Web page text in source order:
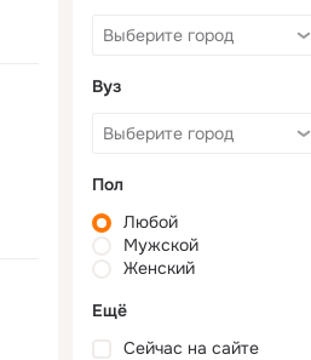
Вуз
Пол
Любой
Мужской
Женский
Ещё
Сейчас на сайте